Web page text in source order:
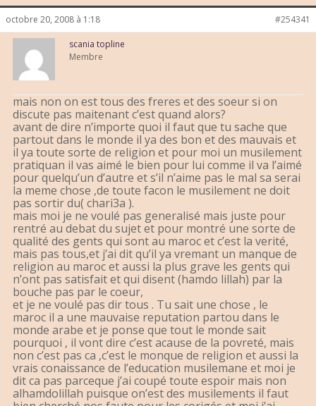
octobre 20, 2008 à 1:18 #254341
scania topline
Membre
mais non on est tous des freres et des soeur si on
discute pas maitenant c’est quand alors?
avant de dire n’importe quoi il faut que tu sache que
partout dans le monde il ya des bon et des mauvais et
il ya toute sorte de religion et pour moi un musilement
pratiquan il vas aimé le bien pour lui comme il va l’aimé
pour quelqu’un d’autre et s’il n’aime pas le mal sa serai
la meme chose ,de toute facon le musilement ne doit
pas sortir du( chari3a ).
mais moi je ne voulé pas generalisé mais juste pour
rentré au debat du sujet et pour montré une sorte de
qualité des gents qui sont au maroc et c’est la verité,
mais pas tous,et j’ai dit qu’il ya vremant un manque de
religion au maroc et aussi la plus grave les gents qui
n’ont pas satisfait et qui disent (hamdo lillah) par la
bouche pas par le coeur,
et je ne voulé pas dir tous . Tu sait une chose , le
maroc il a une mauvaise reputation partou dans le
monde arabe et je ponse que tout le monde sait
pourquoi , il vont dire c’est acause de la povreté, mais
non c’est pas ca ,c’est le monque de religion et aussi la
vrais conaissance de l’education musilemane et moi je
dit ca pas parceque j’ai coupé toute espoir mais non
alhamdolillah puisque on’est des musilements il faut